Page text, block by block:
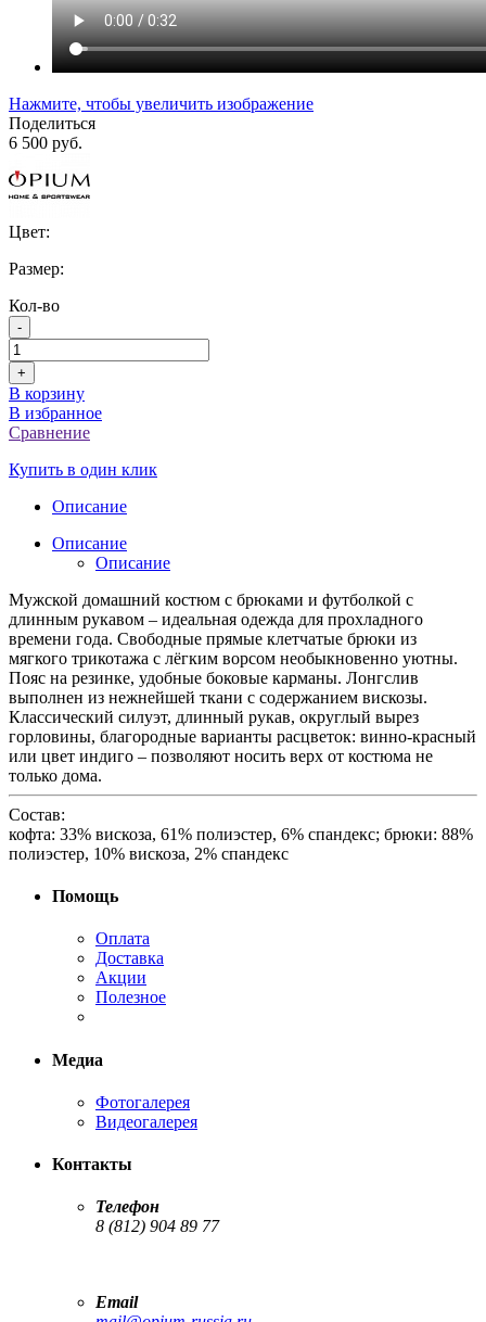
Нажмите, чтобы увеличить изображение
Поделиться
6 500 руб.
Цвет:
Размер:
Кол-во
-
+
В корзину
В избранное
Сравнение
Купить в один клик
Описание
Описание
Описание
Мужской домашний костюм с брюками и футболкой с
длинным рукавом – идеальная одежда для прохладного
времени года. Свободные прямые клетчатые брюки из
мягкого трикотажа с лёгким ворсом необыкновенно уютны.
Пояс на резинке, удобные боковые карманы. Лонгслив
выполнен из нежнейшей ткани с содержанием вискозы.
Классический силуэт, длинный рукав, округлый вырез
горловины, благородные варианты расцветок: винно-красный
или цвет индиго – позволяют носить верх от костюма не
только дома.
Состав:
кофта: 33% вискоза, 61% полиэстер, 6% спандекс; брюки: 88%
полиэстер, 10% вискоза, 2% спандекс
Помощь
Оплата
Доставка
Акции
Полезное
Медиа
Фотогалерея
Видеогалерея
Контакты
Телефон
8 (812) 904 89 77
Email